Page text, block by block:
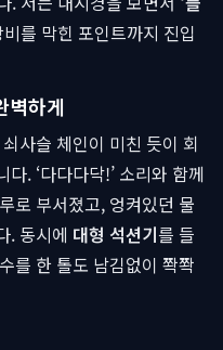
를 막힌 포인트까지 진입
벽하게
사슬 체인이 미친 듯이 회
. ‘다다다닥!’ 소리와 함께
로 부서졌고, 엉켜있던 물
. 동시에 대형 석션기를 들
를 한 톨도 남김없이 쫙쫙